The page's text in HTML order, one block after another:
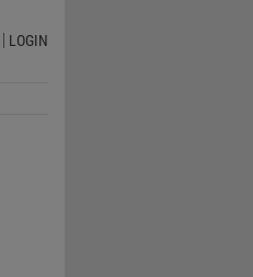
LOGIN